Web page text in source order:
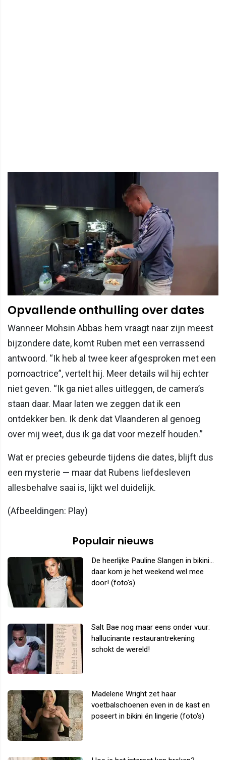
Opvallende onthulling over dates
Wanneer Mohsin Abbas hem vraagt naar zijn meest
bijzondere date, komt Ruben met een verrassend
antwoord. “Ik heb al twee keer afgesproken met een
pornoactrice”, vertelt hij. Meer details wil hij echter
niet geven. “Ik ga niet alles uitleggen, de camera’s
staan daar. Maar laten we zeggen dat ik een
ontdekker ben. Ik denk dat Vlaanderen al genoeg
over mij weet, dus ik ga dat voor mezelf houden.”
Wat er precies gebeurde tijdens die dates, blijft dus
een mysterie — maar dat Rubens liefdesleven
allesbehalve saai is, lijkt wel duidelijk.
(Afbeeldingen: Play)
Populair nieuws
De heerlijke Pauline Slangen in bikini...
daar kom je het weekend wel mee
door! (foto's)
Salt Bae nog maar eens onder vuur:
hallucinante restaurantrekening
schokt de wereld!
Madelene Wright zet haar
voetbalschoenen even in de kast en
poseert in bikini én lingerie (foto's)